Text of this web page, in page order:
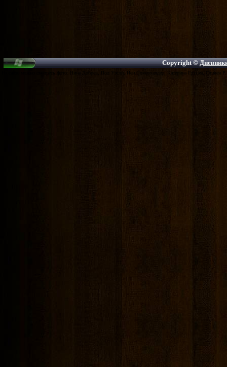
Copyright ©
На сайте можно смотреть фото: Нина Добрев, Пол Уэсли, Йен Сомерхалдер, Катерина Грэхэм,